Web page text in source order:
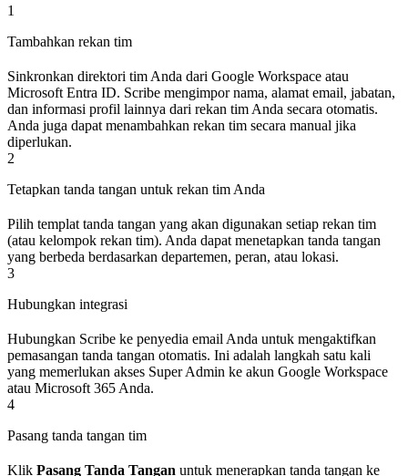
1
Tambahkan rekan tim
Sinkronkan direktori tim Anda dari Google Workspace atau
Microsoft Entra ID. Scribe mengimpor nama, alamat email, jabatan,
dan informasi profil lainnya dari rekan tim Anda secara otomatis.
Anda juga dapat menambahkan rekan tim secara manual jika
diperlukan.
2
Tetapkan tanda tangan untuk rekan tim Anda
Pilih templat tanda tangan yang akan digunakan setiap rekan tim
(atau kelompok rekan tim). Anda dapat menetapkan tanda tangan
yang berbeda berdasarkan departemen, peran, atau lokasi.
3
Hubungkan integrasi
Hubungkan Scribe ke penyedia email Anda untuk mengaktifkan
pemasangan tanda tangan otomatis. Ini adalah langkah satu kali
yang memerlukan akses Super Admin ke akun Google Workspace
atau Microsoft 365 Anda.
4
Pasang tanda tangan tim
Klik Pasang Tanda Tangan untuk menerapkan tanda tangan ke